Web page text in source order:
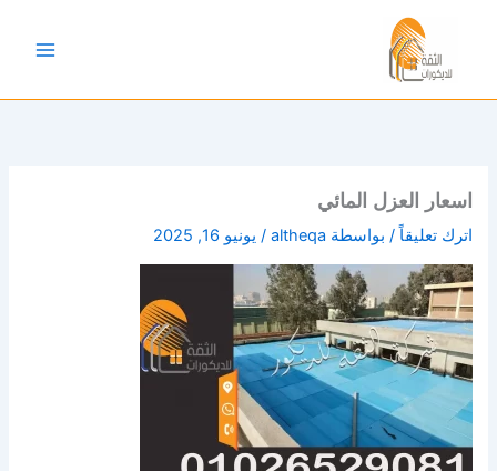
المحتوى
اسعار العزل المائي
اترك تعليقاً / بواسطة altheqa
/ يونيو 16, 2025